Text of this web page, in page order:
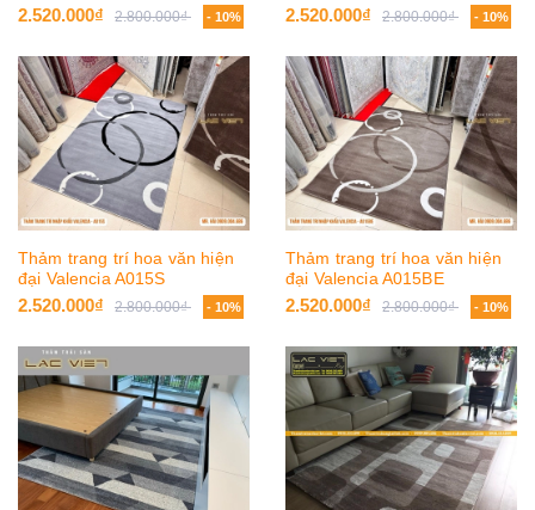
2.520.000₫ 2.800.000₫ - 10% 2.520.000₫ 2.800.000₫ - 10%
Thảm trang trí hoa văn hiện
đại Valencia A015S
2.520.000₫ 2.800.000₫ - 10%
Thảm trang trí hoa văn hiện
đại Valencia A015BE
2.520.000₫ 2.800.000₫ - 10%